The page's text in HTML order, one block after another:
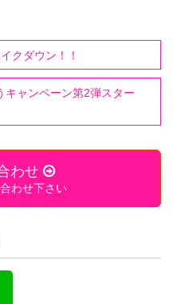
クダウン！！
キャンペーン第2弾スター
わせ
わせ下さい